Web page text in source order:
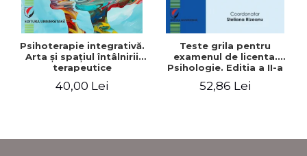
Psihoterapie integrativă.
Arta şi spaţiul întâlnirii
terapeutice
40,00 Lei
Teste grila pentru
examenul de licenta.
Psihologie. Editia a II-a
revizuita si adaugita
52,86 Lei